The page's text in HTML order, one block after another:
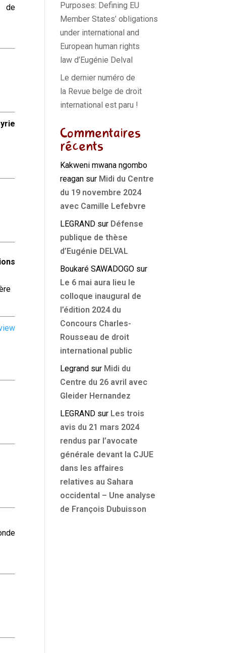
de
Purposes: Defining EU
Member States’ obligations
under international and
European human rights
law d’Eugénie Delval
Le dernier numéro de
la Revue belge de droit
international est paru !
Commentaires
récents
Kakweni mwana ngombo
reagan sur Midi du Centre
du 19 novembre 2024
avec Camille Lefebvre
LEGRAND sur Défense
publique de thèse
d’Eugénie DELVAL
Boukaré SAWADOGO sur
Le 6 mai aura lieu le
colloque inaugural de
l’édition 2024 du
Concours Charles-
Rousseau de droit
international public
Legrand sur Midi du
Centre du 26 avril avec
Gleider Hernandez
LEGRAND sur Les trois
avis du 21 mars 2024
rendus par l’avocate
générale devant la CJUE
dans les affaires
relatives au Sahara
occidental – Une analyse
de François Dubuisson